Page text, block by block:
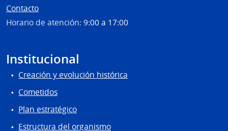
Contacto
Horario de atención: 9:00 a 17:00
Institucional
Creación y evolución histórica
Cometidos
Plan estratégico
Estructura del organismo